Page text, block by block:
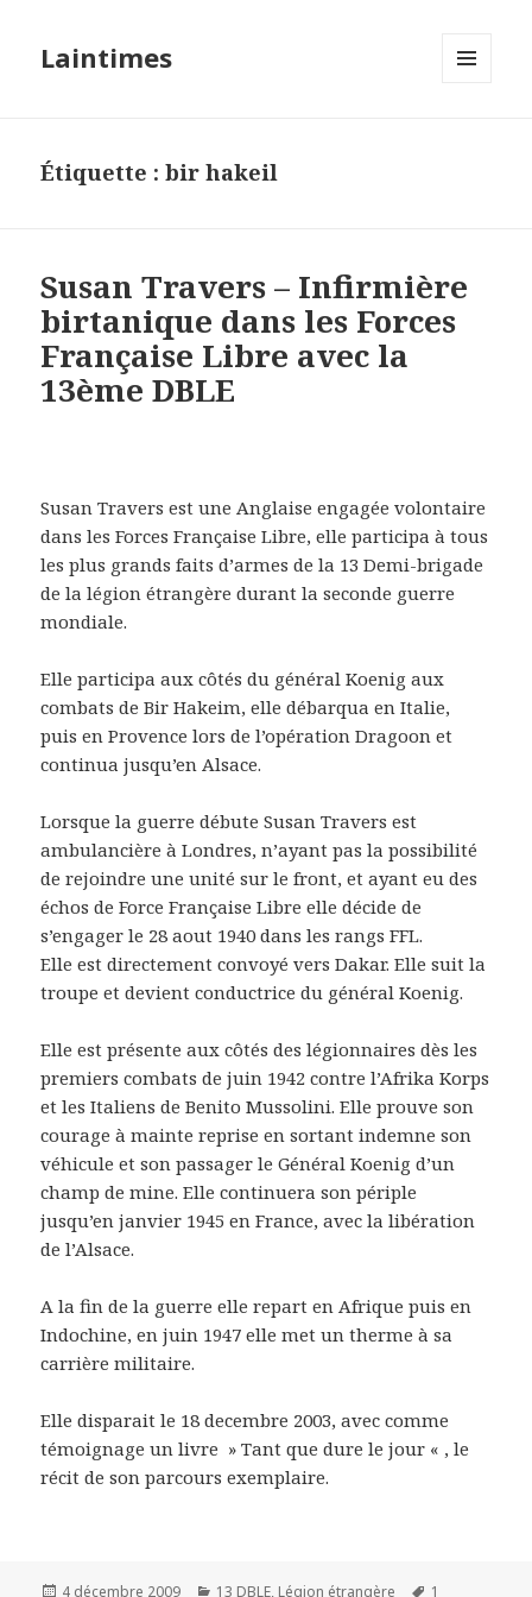
Laintimes
Étiquette :bir hakeil
Susan Travers – Infirmière
birtanique dans les Forces
Française Libre avec la
13ème DBLE
Susan Travers est une Anglaise engagée volontaire
dans les Forces Française Libre, elle participa à tous
les plus grands faits d’armes de la 13 Demi-brigade
de la légion étrangère durant la seconde guerre
mondiale.
Elle participa aux côtés du général Koenig aux
combats de Bir Hakeim, elle débarqua en Italie,
puis en Provence lors de l’opération Dragoon et
continua jusqu’en Alsace.
Lorsque la guerre débute Susan Travers est
ambulancière à Londres, n’ayant pas la possibilité
de rejoindre une unité sur le front, et ayant eu des
échos de Force Française Libre elle décide de
s’engager le 28 aout 1940 dans les rangs FFL.
Elle est directement convoyé vers Dakar. Elle suit la
troupe et devient conductrice du général Koenig.
Elle est présente aux côtés des légionnaires dès les
premiers combats de juin 1942 contre l’Afrika Korps
et les Italiens de Benito Mussolini. Elle prouve son
courage à mainte reprise en sortant indemne son
véhicule et son passager le Général Koenig d’un
champ de mine. Elle continuera son périple
jusqu’en janvier 1945 en France, avec la libération
de l’Alsace.
A la fin de la guerre elle repart en Afrique puis en
Indochine, en juin 1947 elle met un therme à sa
carrière militaire.
Elle disparait le 18 decembre 2003, avec comme
témoignage un livre » Tant que dure le jour « , le
récit de son parcours exemplaire.
Publié
4 décembre 2009 Catégories
13 DBLE, Légion étrangère Mots-
1